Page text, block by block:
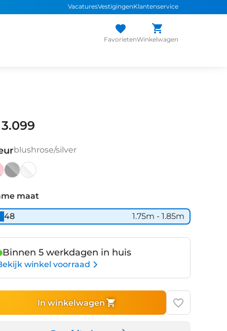
VacaturesVestigingenKlantenservice
FavorietenWinkelwagen
blushrose/silver
maat
48 1.75m - 1.85m
Binnen 5 werkdagen in huis
winkel voorraad
In winkelwagen